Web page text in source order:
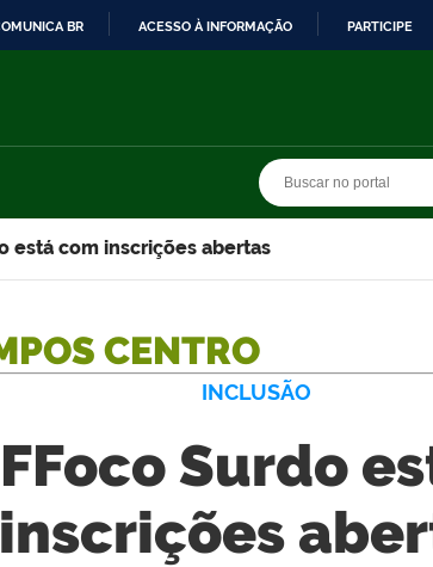
BR ACESSO À INFORMAÇÃO PARTICIPE
está com inscrições abertas
CENTRO
INCLUSÃO
Surdo
inscrições